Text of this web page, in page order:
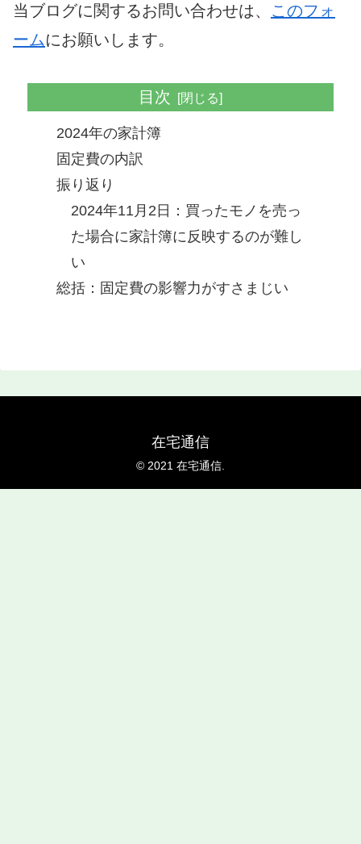
当ブログに関するお問い合わせは、 このフォ
ームにお願いします。
目次
2024年の家計簿
固定費の内訳
振り返り
2024年11月2日：買ったモノを売っ
た場合に家計簿に反映するのが難し
い
総括：固定費の影響力がすさまじい
在宅通信
© 2021 在宅通信.